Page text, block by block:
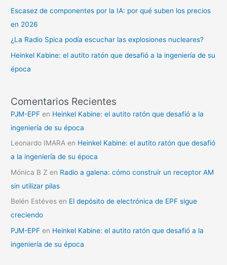
Escasez de componentes por la IA: por qué suben los precios
en 2026
¿La Radio Spica podía escuchar las explosiones nucleares?
Heinkel Kabine: el autito ratón que desafió a la ingeniería de su
época
Comentarios Recientes
PJM-EPF en Heinkel Kabine: el autito ratón que desafió a la
ingeniería de su época
Leonardo IMARA en Heinkel Kabine: el autito ratón que desafió
a la ingeniería de su época
Mónica B Z en Radio a galena: cómo construir un receptor AM
sin utilizar pilas
Belén Estéves en El depósito de electrónica de EPF sigue
creciendo
PJM-EPF en Heinkel Kabine: el autito ratón que desafió a la
ingeniería de su época